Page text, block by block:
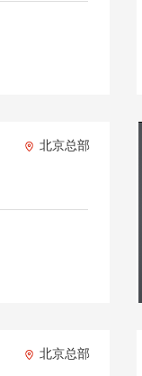
北京总部
北京总部